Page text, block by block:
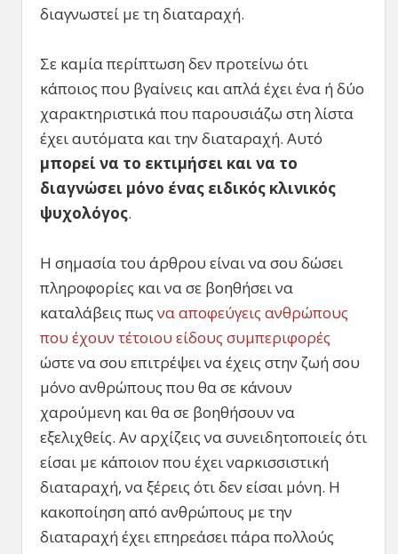
διαγνωστεί με τη διαταραχή.
Σε καμία περίπτωση δεν προτείνω ότι
κάποιος που βγαίνεις και απλά έχει ένα ή δύο
χαρακτηριστικά που παρουσιάζω στη λίστα
έχει αυτόματα και την διαταραχή. Αυτό
μπορεί να το εκτιμήσει και να το
διαγνώσει μόνο ένας ειδικός κλινικός
ψυχολόγος.
Η σημασία του άρθρου είναι να σου δώσει
πληροφορίες και να σε βοηθήσει να
καταλάβεις πωςνα αποφεύγεις ανθρώπους
που έχουν τέτοιου είδους συμπεριφορές
ώστε να σου επιτρέψει να έχεις στην ζωή σου
μόνο ανθρώπους που θα σε κάνουν
χαρούμενη και θα σε βοηθήσουν να
εξελιχθείς. Αν αρχίζεις να συνειδητοποιείς ότι
είσαι με κάποιον που έχει ναρκισσιστική
διαταραχή, να ξέρεις ότι δεν είσαι μόνη. Η
κακοποίηση από ανθρώπους με την
διαταραχή έχει επηρεάσει πάρα πολλούς